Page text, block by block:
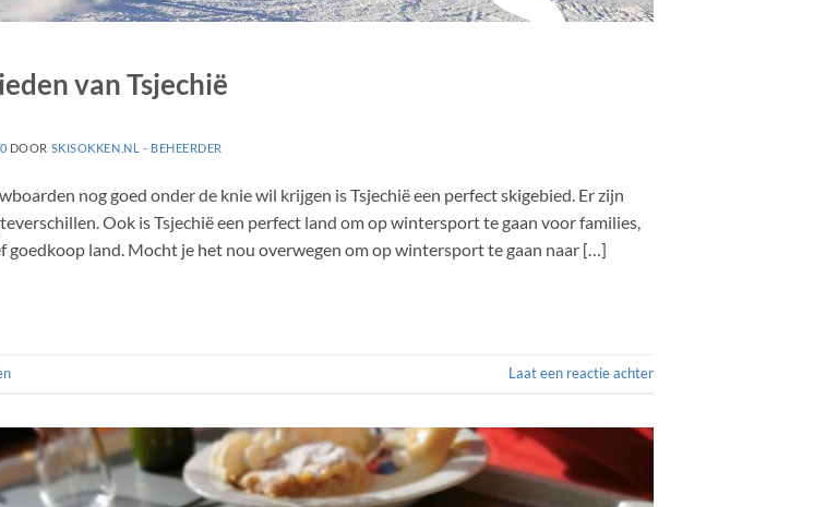
van Tsjechië
DOOR SKISOKKEN.NL - BEHEERDER
nog goed onder de knie wil krijgen is Tsjechië een perfect skigebied. Er zijn
Ook is Tsjechië een perfect land om op wintersport te gaan voor families,
goedkoop land. Mocht je het nou overwegen om op wintersport te gaan naar […]
Laat een reactie achter